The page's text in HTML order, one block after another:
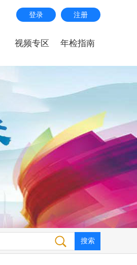
登录 注册
视频专区 年检指南